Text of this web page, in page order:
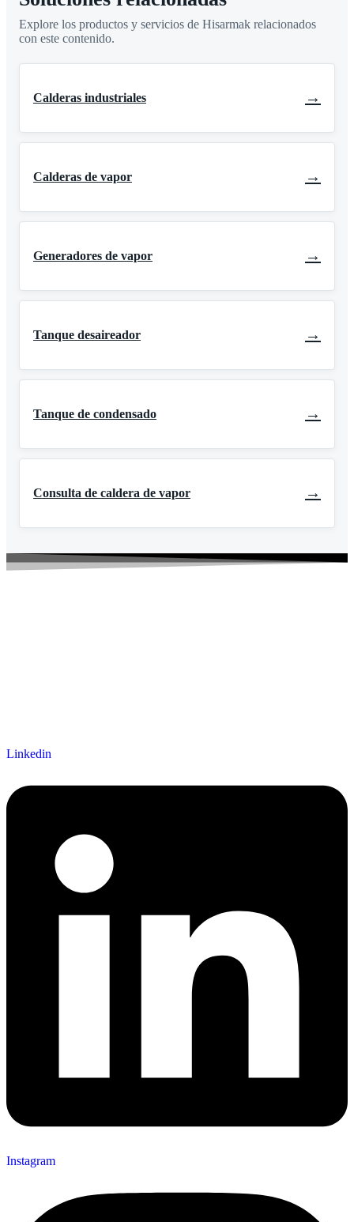
Explore los productos y servicios de Hisarmak relacionados
con este contenido.
Calderas industriales →
Calderas de vapor →
Generadores de vapor →
Tanque desaireador →
Tanque de condensado →
Consulta de caldera de vapor →
Linkedin
Instagram